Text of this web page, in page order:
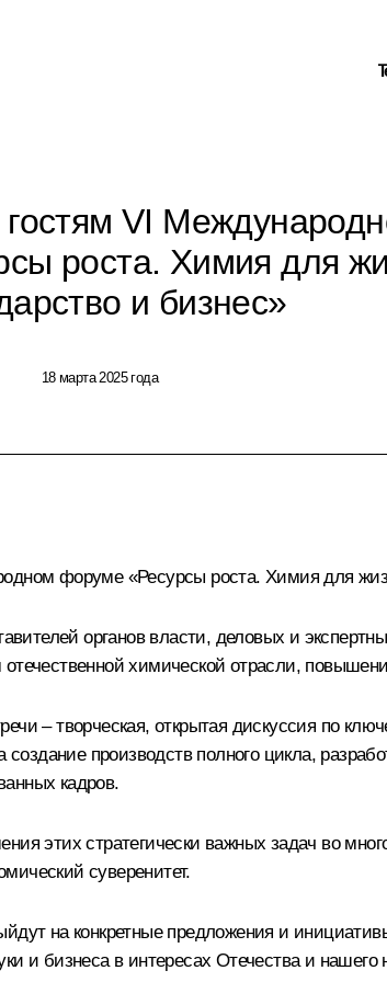
VI
роста. Химия для
и бизнес»
18 марта 2025 года
форуме «Ресурсы роста. Химия для
органов власти, деловых и
химической отрасли,
– творческая, открытая дискуссия по
создание производств полного цикла,
кадров.
этих стратегически важных задач во
суверенитет.
на конкретные предложения и
и бизнеса в интересах Отечества и нашего